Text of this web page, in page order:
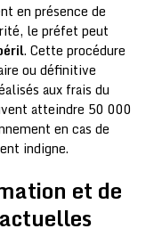
en présence de
le préfet peut
. Cette procédure
ou définitive
aux frais du
atteindre 50 000
en cas de
indigne.
et de